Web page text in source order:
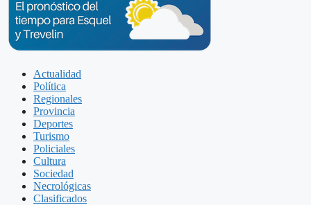
Actualidad
Política
Regionales
Provincia
Deportes
Turismo
Policiales
Cultura
Sociedad
Necrológicas
Clasificados